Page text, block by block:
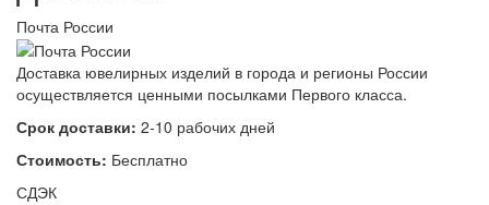
Почта России
Доставка ювелирных изделий в города и регионы России
осуществляется ценными посылками Первого класса.
Срок доставки: 2-10 рабочих дней
Стоимость: Бесплатно
СДЭК